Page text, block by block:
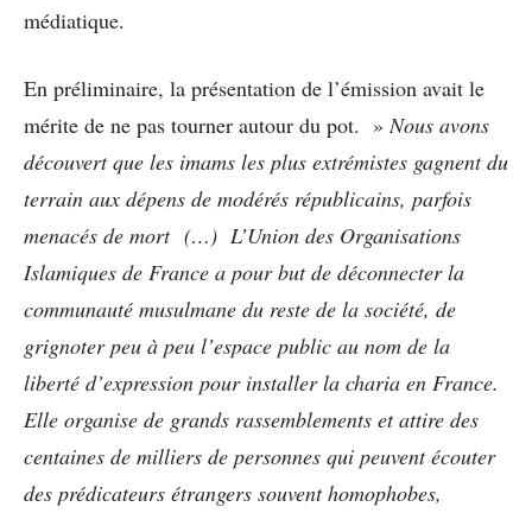
médiatique.
En préliminaire, la présentation de l’émission avait le
mérite de ne pas tourner autour du pot. »Nous avons
découvert que les imams les plus extrémistes gagnent du
terrain aux dépens de modérés républicains, parfois
menacés de mort (…) L’Union des Organisations
Islamiques de France a pour but de déconnecter la
communauté musulmane du reste de la société, de
grignoter peu à peu l’espace public au nom de la
liberté d’expression pour installer la charia en France.
Elle organise de grands rassemblements et attire des
centaines de milliers de personnes qui peuvent écouter
des prédicateurs étrangers souvent homophobes,